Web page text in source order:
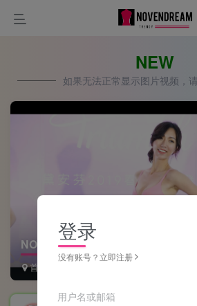
NEW
如果无法正常显示图片视频，
NOVENDREAM-品牌内衣黛安芬
首页
登录
没有账号？立即注册
用户名或邮箱